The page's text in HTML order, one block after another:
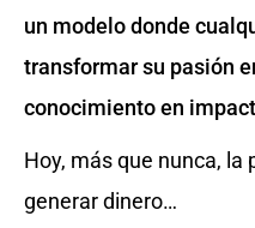
un modelo donde
transformar su pasión
conocimiento en
Hoy, más que nunca, la
generar dinero…